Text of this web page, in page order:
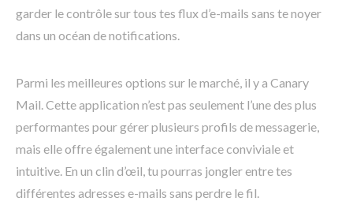
garder le contrôle sur tous tes flux d’e-mails sans te noyer
dans un océan de notifications.
Parmi les meilleures options sur le marché, il y a Canary
Mail. Cette application n’est pas seulement l’une des plus
performantes pour gérer plusieurs profils de messagerie,
mais elle offre également une interface conviviale et
intuitive. En un clin d’œil, tu pourras jongler entre tes
différentes adresses e-mails sans perdre le fil.